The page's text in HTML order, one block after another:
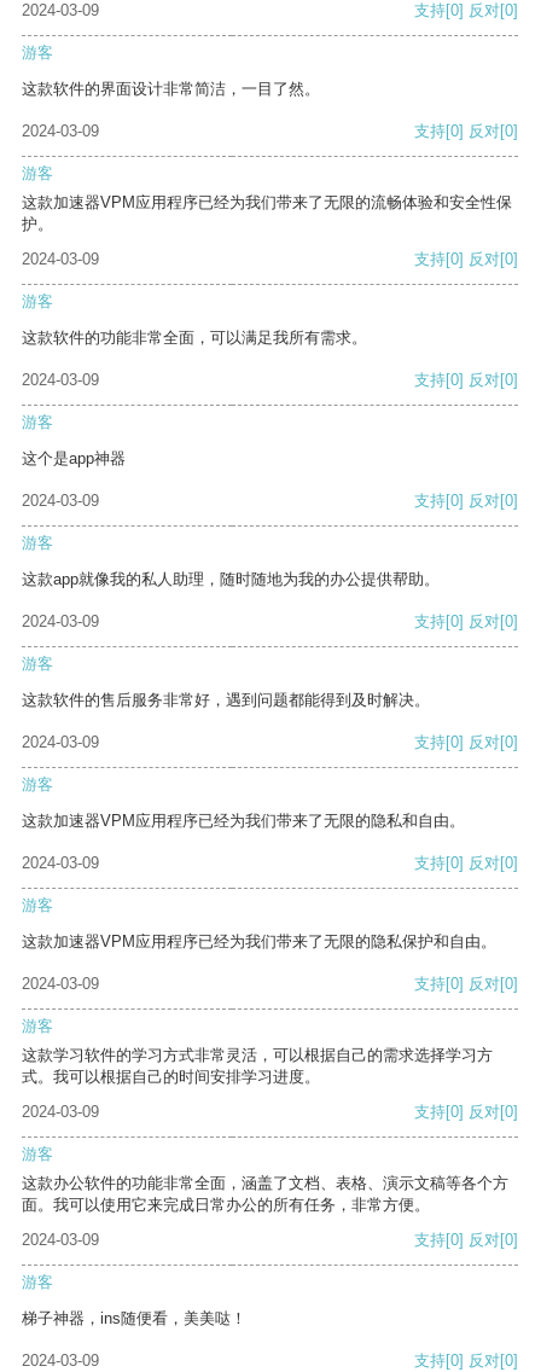
2024-03-09 支持[0] 反对[0]
游客
这款软件的界面设计非常简洁，一目了然。
2024-03-09 支持[0] 反对[0]
游客
这款加速器VPM应用程序已经为我们带来了无限的流畅体验和安全性保
护。
2024-03-09
支持[0] 反对[0]
游客
这款软件的功能非常全面，可以满足我所有需求。
2024-03-09 支持[0] 反对[0]
游客
这个是app神器
2024-03-09 支持[0] 反对[0]
游客
这款app就像我的私人助理，随时随地为我的办公提供帮助。
2024-03-09 支持[0] 反对[0]
游客
这款软件的售后服务非常好，遇到问题都能得到及时解决。
2024-03-09 支持[0] 反对[0]
游客
这款加速器VPM应用程序已经为我们带来了无限的隐私和自由。
2024-03-09 支持[0] 反对[0]
游客
这款加速器VPM应用程序已经为我们带来了无限的隐私保护和自由。
2024-03-09 支持[0] 反对[0]
游客
这款学习软件的学习方式非常灵活，可以根据自己的需求选择学习方
式。我可以根据自己的时间安排学习进度。
2024-03-09
支持[0] 反对[0]
游客
这款办公软件的功能非常全面，涵盖了文档、表格、演示文稿等各个方
面。我可以使用它来完成日常办公的所有任务，非常方便。
2024-03-09
支持[0] 反对[0]
游客
梯子神器，ins随便看，美美哒！
2024-03-09 支持[0] 反对[0]